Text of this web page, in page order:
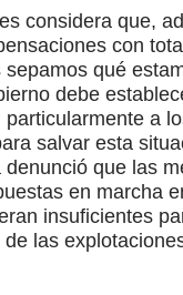
considera que,
con
sepamos qué
debe
particularmente a
salvar esta
que las
en marcha
insuficientes
las